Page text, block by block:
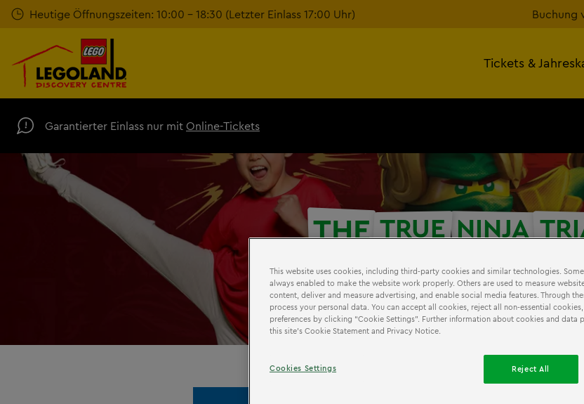
Zum Heutige Öffnungszeiten: 10:00 - 18:30 (Letzter Einlass 17:00 Uhr) Buchung
Tickets &
Garantierter Einlass nur mit Online-Tickets
THE TRUE NINJA
15 Jahre LEGO® NINJAGO®
This website uses cookies, including third-party cookies and similar technologies.
always enabled to make the website work properly. Others are used to measure
content, deliver and measure advertising, and enable social media features. Through
process your personal data. You can accept all cookies, reject all non-essential
preferences by clicking “Cookie Settings”. Further information about cookies and data
this site’s Cookie Statement and Privacy Notice.
Reject All
Cookies Settings